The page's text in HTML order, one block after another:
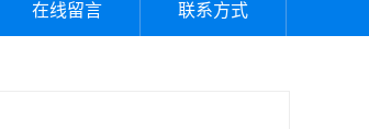
在线留言 联系方式